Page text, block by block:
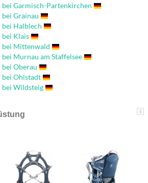
bei Garmisch-Partenkirchen
Grainau
bei Halblech
bei Klais
bei Mittenwald
Murnau am Staffelsee
Oberau
bei Ohlstadt
bei Wildsteig
i